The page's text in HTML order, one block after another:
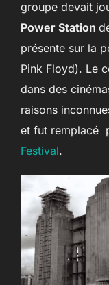
groupe devait
Power Station
présente sur la
Pink Floyd). Le
dans des
raisons
et fut remplacé
Festival.